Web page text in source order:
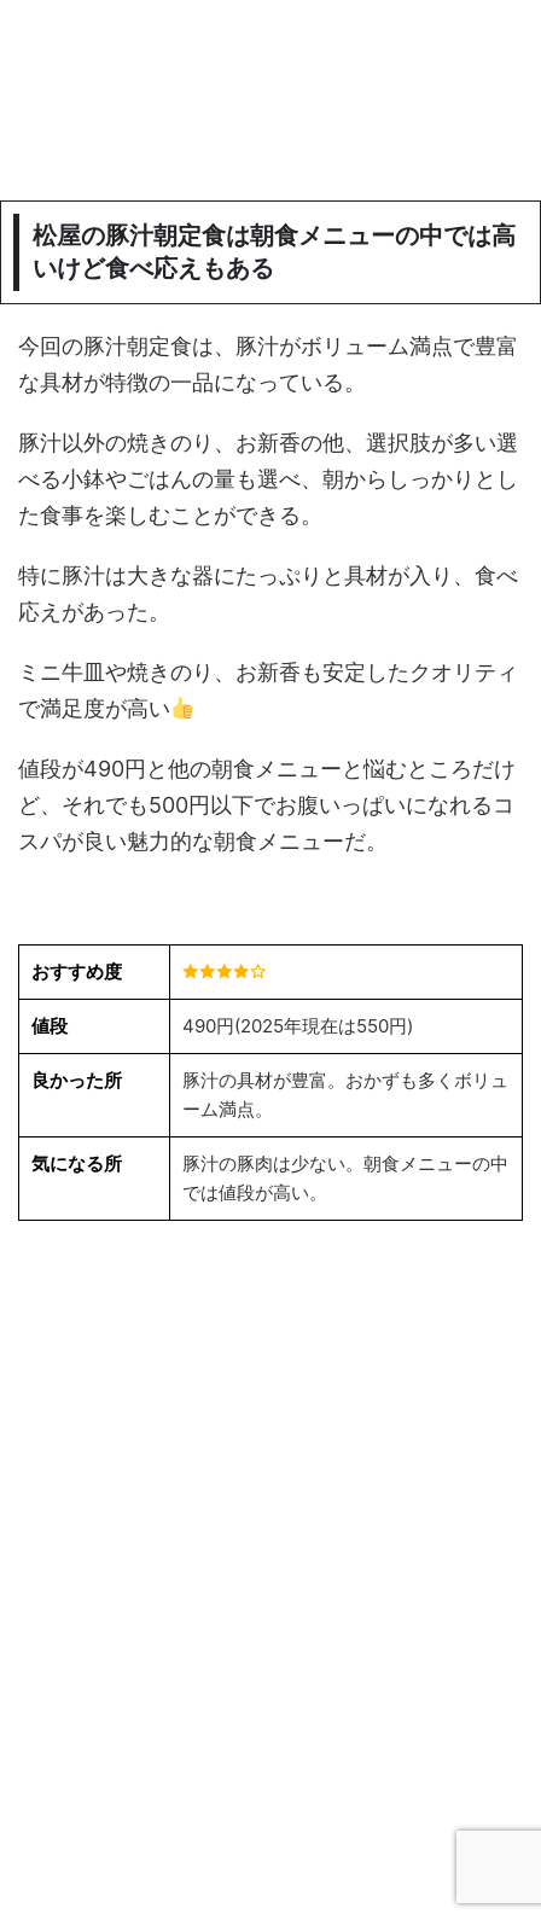
松屋の豚汁朝定食は朝食メニューの中では高
いけど食べ応えもある
今回の豚汁朝定食は、豚汁がボリューム満点で豊富
な具材が特徴の一品になっている。
豚汁以外の焼きのり、お新香の他、選択肢が多い選
べる小鉢やごはんの量も選べ、朝からしっかりとし
た食事を楽しむことができる。
特に豚汁は大きな器にたっぷりと具材が入り、食べ
応えがあった。
ミニ牛皿や焼きのり、お新香も安定したクオリティ
で満足度が高い
値段が490円と他の朝食メニューと悩むところだけ
ど、それでも500円以下でお腹いっぱいになれるコ
スパが良い魅力的な朝食メニューだ。
おすすめ度
値段 490円(2025年現在は550円)
良かった所
豚汁の具材が豊富。おかずも多くボリュ
ーム満点。
気になる所
豚汁の豚肉は少ない。朝食メニューの中
では値段が高い。